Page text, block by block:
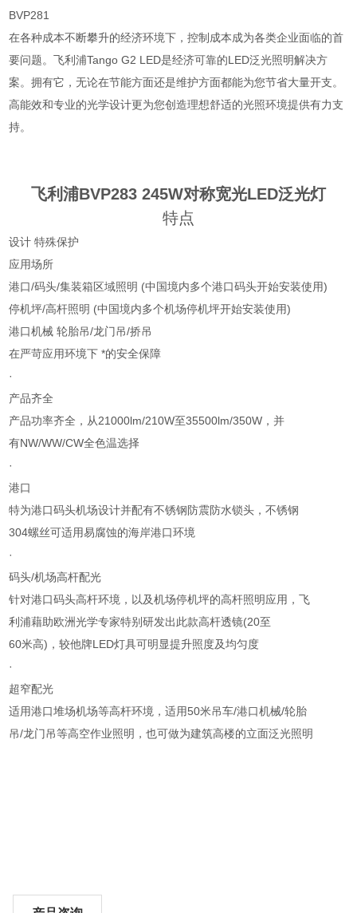
BVP281
在各种成本不断攀升的经济环境下，控制成本成为各类企业面临的首
要问题。飞利浦Tango G2 LED是经济可靠的LED泛光照明解决方
案。拥有它，无论在节能方面还是维护方面都能为您节省大量开支。
高能效和专业的光学设计更为您创造理想舒适的光照环境提供有力支
持。
飞利浦BVP283 245W对称宽光LED泛光灯
特点
设计 特殊保护
应用场所
港口/码头/集装箱区域照明 (中国境内多个港口码头开始安装使用)
停机坪/高杆照明 (中国境内多个机场停机坪开始安装使用)
港口机械 轮胎吊/龙门吊/挢吊
在严苛应用环境下 *的安全保障
·
产品齐全
产品功率齐全，从21000lm/210W至35500lm/350W，并
有NW/WW/CW全色温选择
·
港口
特为港口码头机场设计并配有不锈钢防震防水锁头，不锈钢
304螺丝可适用易腐蚀的海岸港口环境
·
码头/机场高杆配光
针对港口码头高杆环境，以及机场停机坪的高杆照明应用，飞
利浦藉助欧洲光学专家特别研发出此款高杆透镜(20至
60米高)，较他牌LED灯具可明显提升照度及均匀度
·
超窄配光
适用港口堆场机场等高杆环境，适用50米吊车/港口机械/轮胎
吊/龙门吊等高空作业照明，也可做为建筑高楼的立面泛光照明